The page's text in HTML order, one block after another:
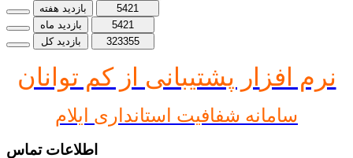
بازدید هفته
5421
بازدید ماه
5421
بازدید کل
323355
نرم افز ار پشتیبانی از کم توانان
سامانه شفافیت استانداری ایلام
اطلاعات تماس